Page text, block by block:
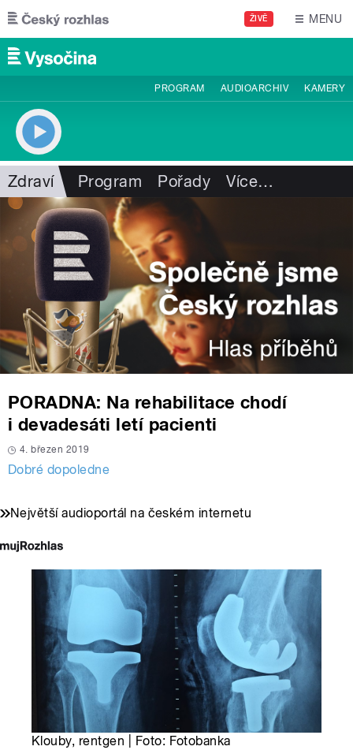
Přejít k hlavnímu obsahu
ŽIVĚ MENU
PROGRAM AUDIOARCHIV KAMERY
Zdraví Program Pořady Více…
PORADNA: Na rehabilitace chodí
i devadesáti letí pacienti
4. březen 2019
Dobré dopoledne
Největší audioportál na českém internetu
Klouby, rentgen | Foto: Fotobanka